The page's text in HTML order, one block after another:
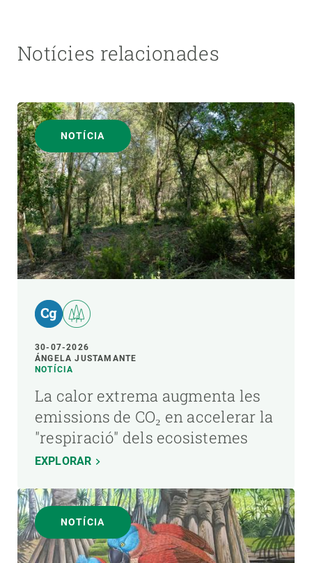
Notícies relacionades
NOTÍCIA
30-07-2026
ÁNGELA JUSTAMANTE
NOTÍCIA
La calor extrema augmenta les
emissions de CO₂ en accelerar la
"respiració" dels ecosistemes
EXPLORAR
NOTÍCIA